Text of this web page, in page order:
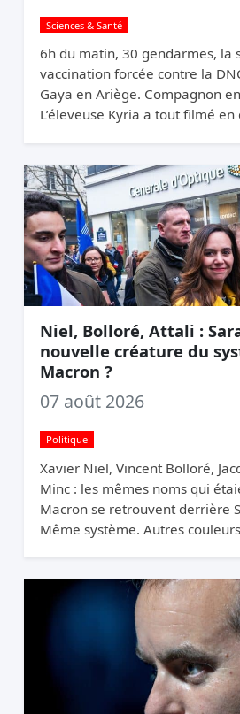
Sciences & Santé
6h du matin, 30 gendarmes, la
vaccination forcée contre la
Gaya en Ariège. Compagnon
L’éleveuse Kyria a tout filmé en
Niel, Bolloré, Attali :
nouvelle créature du
Macron ?
07 août 2026
Politique
Xavier Niel, Vincent Bolloré,
Minc : les mêmes noms qui
Macron se retrouvent derrière
Même système. Autres